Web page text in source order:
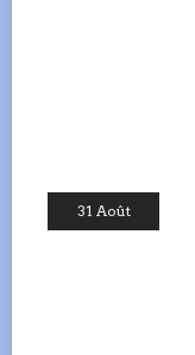
31 Août